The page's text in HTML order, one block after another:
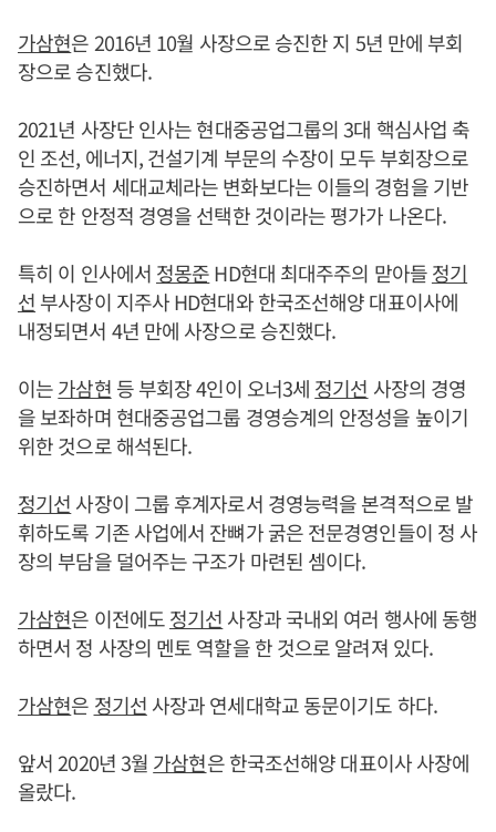
가삼현은 2016년 10월 사장으로 승진한 지 5년 만에 부회
장으로 승진했다.
2021년 사장단 인사는 현대중공업그룹의 3대 핵심사업 축
인 조선, 에너지, 건설기계 부문의 수장이 모두 부회장으로
승진하면서 세대교체라는 변화보다는 이들의 경험을 기반
으로 한 안정적 경영을 선택한 것이라는 평가가 나온다.
특히 이 인사에서 정몽준HD현대 최대주주의 맏아들정기
선부사장이 지주사 HD현대와 한국조선해양 대표이사에
내정되면서 4년 만에 사장으로 승진했다.
이는가삼현 등 부회장 4인이 오너3세 정기선 사장의 경영
을 보좌하며 현대중공업그룹 경영승계의 안정성을 높이기
위한 것으로 해석된다.
정기선 사장이 그룹 후계자로서 경영능력을 본격적으로 발
휘하도록 기존 사업에서 잔뼈가 굵은 전문경영인들이 정 사
장의 부담을 덜어주는 구조가 마련된 셈이다.
가삼현은 이전에도정기선 사장과 국내외 여러 행사에 동행
하면서 정 사장의 멘토 역할을 한 것으로 알려져 있다.
가삼현은 정기선 사장과 연세대학교 동문이기도 하다.
앞서 2020년 3월 가삼현은 한국조선해양 대표이사 사장에
올랐다.